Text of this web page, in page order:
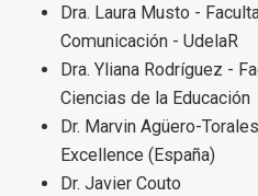
Dra. Laura Musto -
Comunicación - UdelaR
Dra. Yliana Rodríguez -
Ciencias de la Educación
Dr. Marvin Agüero-
Excellence (España)
Dr. Javier Couto